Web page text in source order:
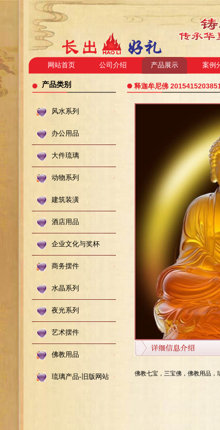
网站首页 公司介绍 产品展示 案例
产品类别
风水系列
办公用品
大件琉璃
动物系列
建筑装潢
酒店用品
企业文化与奖杯
商务摆件
水晶系列
夜光系列
艺术摆件
佛教用品
琉璃产品-旧版网站
释迦牟尼佛
佛教七宝，三宝佛，佛教用品